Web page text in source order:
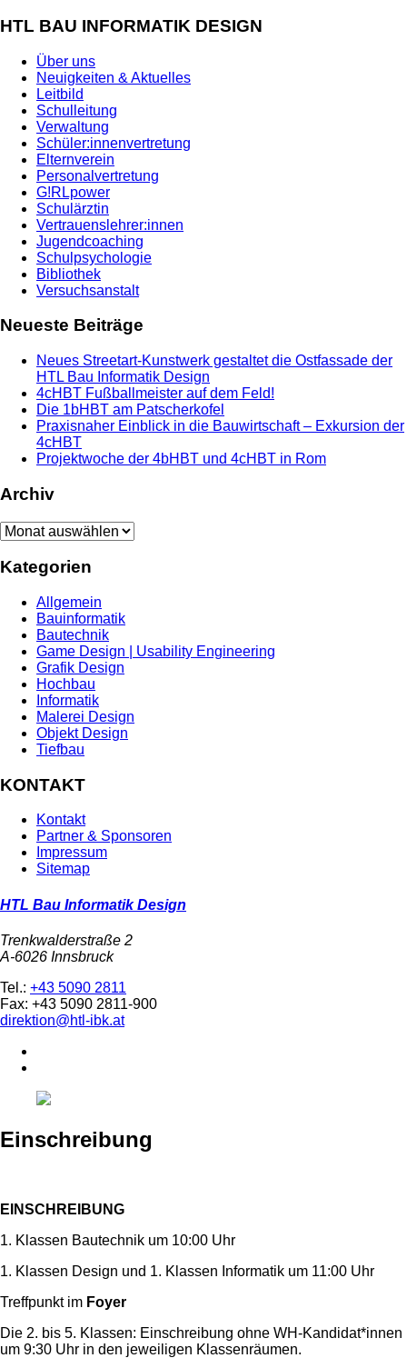
HTL BAU INFORMATIK DESIGN
Über uns
Neuigkeiten & Aktuelles
Leitbild
Schulleitung
Verwaltung
Schüler:innenvertretung
Elternverein
Personalvertretung
G!RLpower
Schulärztin
Vertrauenslehrer:innen
Jugendcoaching
Schulpsychologie
Bibliothek
Versuchsanstalt
Neueste Beiträge
Neues Streetart-Kunstwerk gestaltet die Ostfassade der
HTL Bau Informatik Design
4cHBT Fußballmeister auf dem Feld!
Die 1bHBT am Patscherkofel
Praxisnaher Einblick in die Bauwirtschaft – Exkursion der
4cHBT
Projektwoche der 4bHBT und 4cHBT in Rom
Archiv
Archiv
Kategorien
Allgemein
Bauinformatik
Bautechnik
Game Design | Usability Engineering
Grafik Design
Hochbau
Informatik
Malerei Design
Objekt Design
Tiefbau
KONTAKT
Kontakt
Partner & Sponsoren
Impressum
Sitemap
HTL Bau Informatik Design
Trenkwalderstraße 2
A-6026 Innsbruck
Tel.: +43 5090 2811
Fax: +43 5090 2811-900
direktion@htl-ibk.at
Einschreibung
EINSCHREIBUNG
1. Klassen Bautechnik um 10:00 Uhr
1. Klassen Design und 1. Klassen Informatik um 11:00 Uhr
Treffpunkt im Foyer
Die 2. bis 5. Klassen: Einschreibung ohne WH-Kandidat*innen
um 9:30 Uhr in den jeweiligen Klassenräumen.